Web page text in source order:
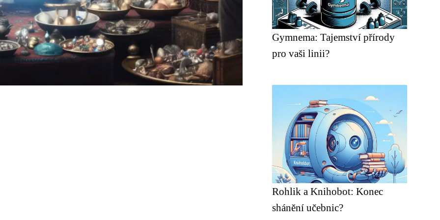
Gymnema: Tajemství přírody
pro vaši linii?
Rohlik a Knihobot: Konec
shánění učebnic?